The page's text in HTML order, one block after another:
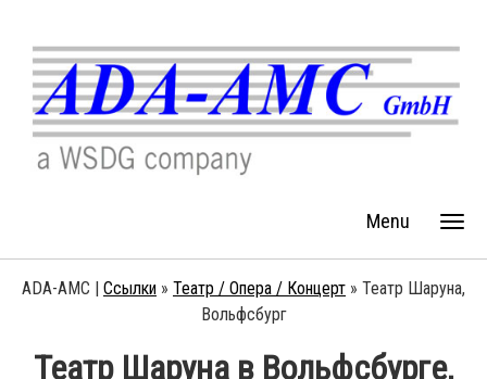
Menu
ADA-AMC | Ссылки » Театр / Опера / Концерт » Театр Шаруна,
Вольфсбург
Театр Шаруна в Вольфсбурге,